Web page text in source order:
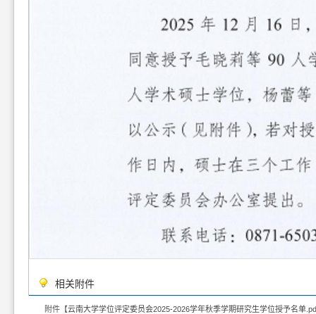
相关附件
附件【云南大学学位评定委员会2025-2026学年秋季学期研究生学位授予名单